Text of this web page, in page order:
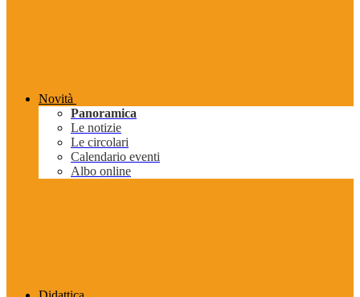
Novità
Panoramica
Le notizie
Le circolari
Calendario eventi
Albo online